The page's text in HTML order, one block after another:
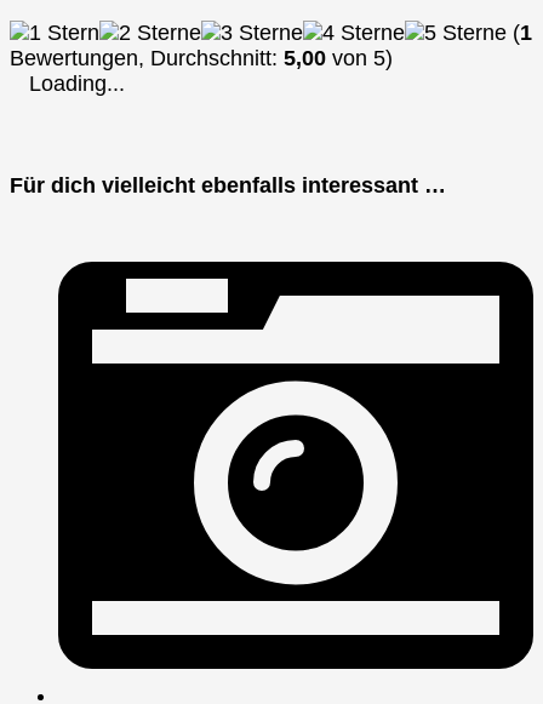
(1
Bewertungen, Durchschnitt: 5,00 von 5)
Loading...
Für dich vielleicht ebenfalls interessant …